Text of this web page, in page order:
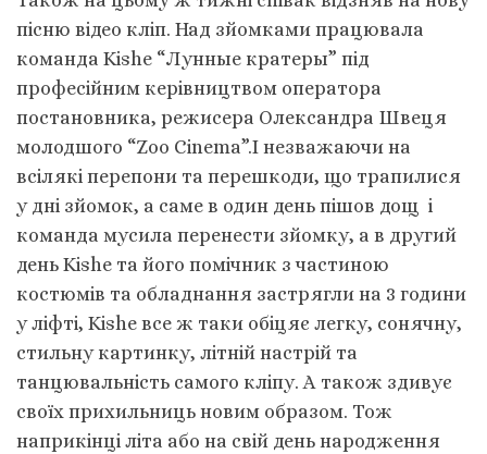
пісню відео кліп. Над зйомками працювала
команда Kishe “Лунные кратеры” під
професійним керівництвом оператора
постановника, режисера Олександра Швеця
молодшого “Zoo Cinema”.І незважаючи на
всілякі перепони та перешкоди, що трапилися
у дні зйомок, а саме в один день пішов дощ і
команда мусила перенести зйомку, а в другий
день Kishe та його помічник з частиною
костюмів та обладнання застрягли на 3 години
у ліфті, Kishe все ж таки обіцяє легку, сонячну,
стильну картинку, літній настрій та
танцювальність самого кліпу. А також здивує
своїх прихильниць новим образом. Тож
наприкінці літа або на свій день народження